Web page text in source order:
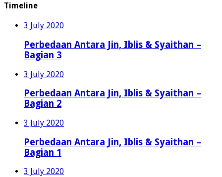
Timeline
3 July 2020
Perbedaan Antara Jin, Iblis & Syaithan –
Bagian 3
3 July 2020
Perbedaan Antara Jin, Iblis & Syaithan –
Bagian 2
3 July 2020
Perbedaan Antara Jin, Iblis & Syaithan –
Bagian 1
3 July 2020